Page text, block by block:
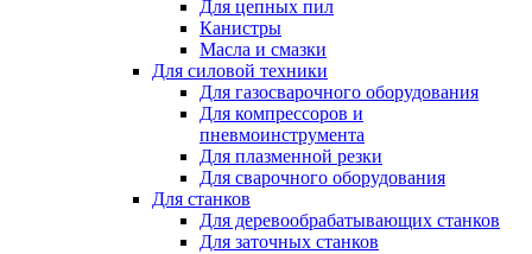
Для цепных пил
Канистры
Масла и смазки
Для силовой техники
Для газосварочного оборудования
Для компрессоров и
пневмоинструмента
Для плазменной резки
Для сварочного оборудования
Для станков
Для деревообрабатывающих станков
Для заточных станков